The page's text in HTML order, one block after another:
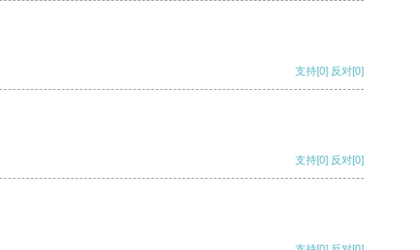
支持[0] 反对[0]
支持[0] 反对[0]